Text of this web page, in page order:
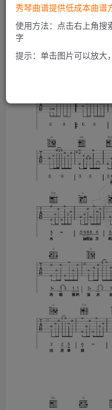
秀琴曲谱提供低成本曲谱
使用方法：点击右上角搜
字
提示：单击图片可以放大